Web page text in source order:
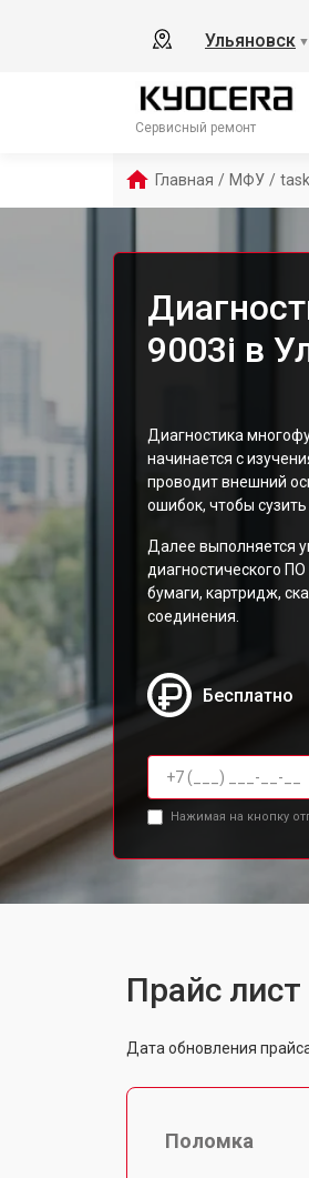
Ульяновск ▼
Сервисный ремонт
Главная / МФУ /
9003i в
Диагностика
начинается с
проводит внешний
ошибок, чтобы
Далее выполняется
диагностического
бумаги, картридж,
соединения.
Бесплатно
Нажимая на кнопку
Прайс
Дата обновления
Поломка